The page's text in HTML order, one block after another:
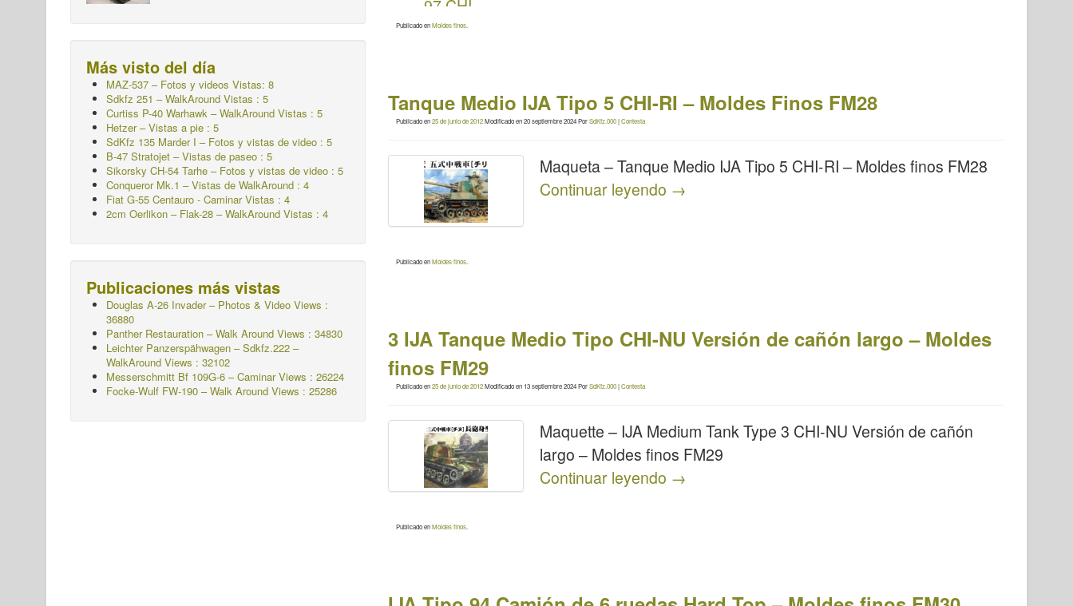
Publicado enMoldes finos
Tanque Medio IJA Tipo 5 CHI-RI – Moldes Finos FM28
Publicado en25 de junio de 2012Modificado en20 septiembre 2024PorSdKfz.000|Contesta
Maqueta – Tanque Medio IJA Tipo 5 CHI-RI – Moldes finos FM28
Continuar leyendo →
Publicado enMoldes finos
3 IJA Tanque Medio Tipo CHI-NU Versión de cañón largo – Moldes
finos FM29
Publicado en25 de junio de 2012Modificado en 13 septiembre 2024PorSdKfz.000|Contesta
Maquette – IJA Medium Tank Type 3 CHI-NU Versión de cañón
largo – Moldes finos FM29
Continuar leyendo →
Publicado enMoldes finos
Más visto del día
MAZ-537 – Fotos y videos Vistas: 8
Sdkfz 251 – WalkAround Vistas : 5
Curtiss P-40 Warhawk – WalkAround Vistas : 5
Hetzer – Vistas a pie : 5
SdKfz 135 Marder I – Fotos y vistas de video : 5
B-47 Stratojet – Vistas de paseo : 5
Sikorsky CH-54 Tarhe – Fotos y vistas de video : 5
Conqueror Mk.1 – Vistas de WalkAround : 4
Fiat G-55 Centauro - CaminarVistas : 4
2cm Oerlikon – Flak-28 – WalkAround Vistas : 4
Publicaciones más vistas
Douglas A-26 Invader – Photos & Video Views :
36880
Panther Restauration – Walk Around Views : 34830
Leichter Panzerspähwagen – Sdkfz.222 –
WalkAround Views : 32102
Messerschmitt Bf 109G-6 – Caminar Views : 26224
Focke-Wulf FW-190 – Walk Around Views : 25286